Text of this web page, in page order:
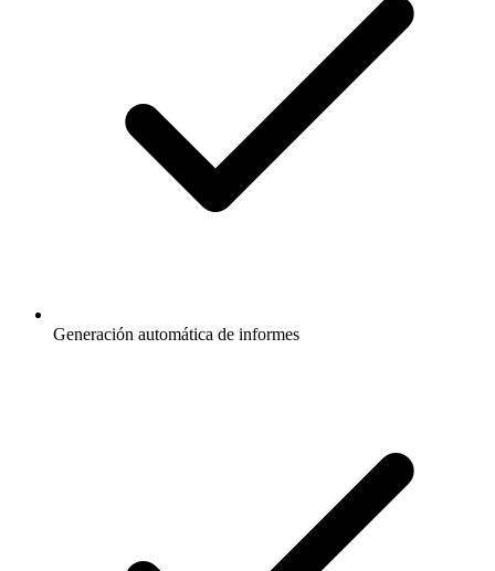
Generación automática de informes